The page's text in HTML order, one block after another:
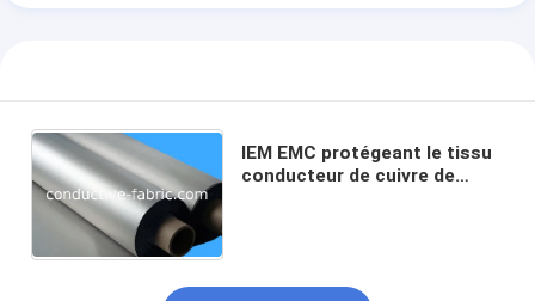
IEM EMC protégeant le tissu
conducteur de cuivre de